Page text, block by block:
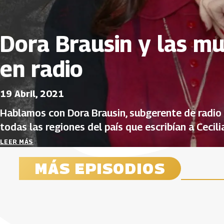
Dora Brausin y las
en radio
19 Abril, 2021
Hablamos con Dora Brausin, subgerente de
todas las regiones del país que escribían a
confidente, en el programa del consultorio
LEER MÁS
MÁS EPISODIOS
Camila
María